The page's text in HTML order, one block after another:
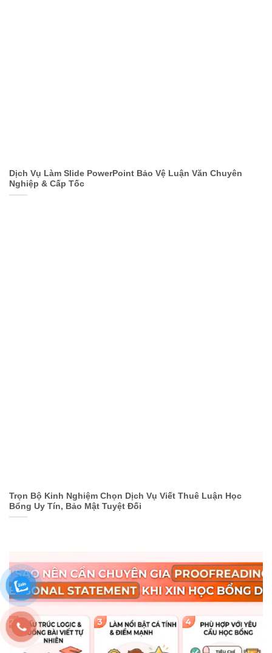
Dịch Vụ Làm Slide PowerPoint Bảo Vệ Luận Văn Chuyên
Nghiệp & Cấp Tốc
Trọn Bộ Kinh Nghiệm Chọn Dịch Vụ Viết Thuê Luận Học
Bổng Uy Tín, Bảo Mật Tuyệt Đối